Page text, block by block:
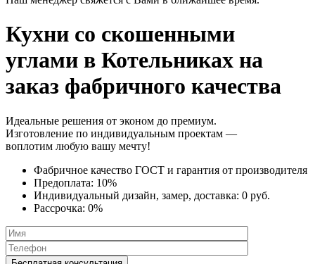
Кухни со скошенными
углами в Котельниках на
заказ фабричного качества
Идеальные решения от эконом до премиум.
Изготовление по индивидуальным проектам —
воплотим любую вашу мечту!
Фабричное качество ГОСТ и гарантия от производителя
Предоплата: 10%
Индивидуальный дизайн, замер, доставка: 0 руб.
Рассрочка: 0%